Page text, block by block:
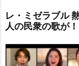
レ・ミゼラブル
人の民衆の歌が！